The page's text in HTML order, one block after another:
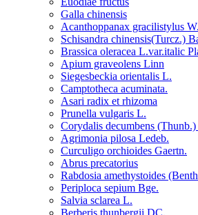
Galla chinensis
Acanthoppanax gracilistylus
Schisandra chinensis(Turcz.)
Brassica oleracea L.var.italic
Apium graveolens Linn
Siegesbeckia orientalis L.
Camptotheca acuminata.
Asari radix et rhizoma
Prunella vulgaris L.
Corydalis decumbens (Thunb.)
Agrimonia pilosa Ledeb.
Curculigo orchioides Gaertn.
Abrus precatorius
Rabdosia amethystoides
Periploca sepium Bge.
Salvia sclarea L.
Berberis thunbergii DC.